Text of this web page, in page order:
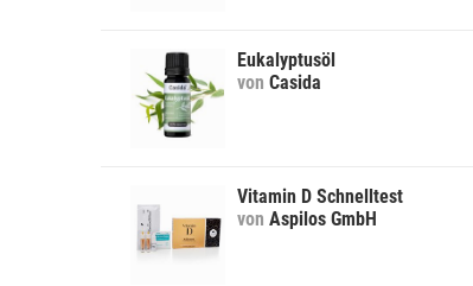
Eukalyptusöl
von Casida
Vitamin D Schnelltest
von Aspilos GmbH